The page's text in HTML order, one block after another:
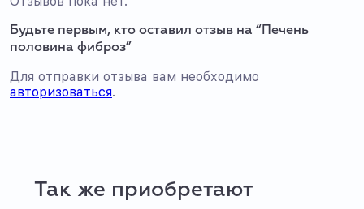
Будьте первым, кто оставил отзыв на “Печень
половина фиброз”
Для отправки отзыва вам необходимо
авторизоваться.
Так же приобретают